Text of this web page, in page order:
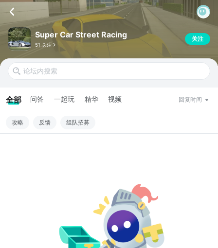
Super Car Street Racing
51 关注
关注
全部 问答 一起玩 精华 视频 回复时间
攻略 反馈 组队招募